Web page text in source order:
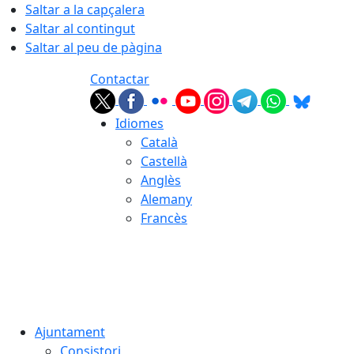
Saltar a la capçalera
Saltar al contingut
Saltar al peu de pàgina
Contactar
Idiomes
Català
Castellà
Anglès
Alemany
Francès
Ajuntament